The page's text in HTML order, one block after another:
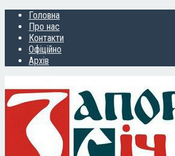
Головна
Про нас
Контакти
Офіційно
Архів